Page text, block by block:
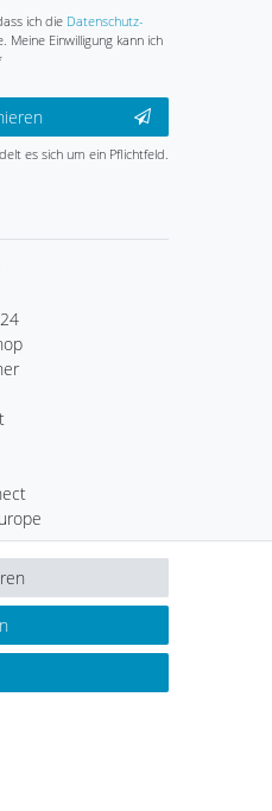
ich die Daten­schutz­
Meine Einwilligung kann ich
es sich um ein Pflichtfeld.